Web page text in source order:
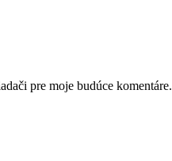
pre moje budúce komentáre.